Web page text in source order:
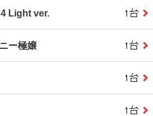
4 Light ver.
ー極嬢